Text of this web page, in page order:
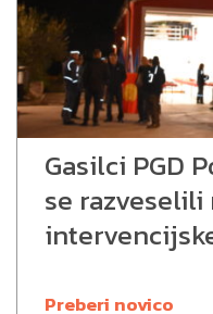
Gasilci PGD
se razveselili
Preberi novico